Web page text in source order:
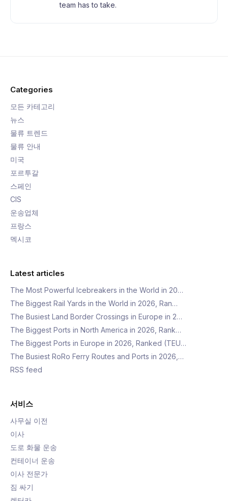
team has to take.
Categories
모든 카테고리
뉴스
물류 트렌드
물류 안내
미국
포르투갈
스페인
CIS
운송업체
프랑스
멕시코
Latest articles
The Most Powerful Icebreakers in the World in 20…
The Biggest Rail Yards in the World in 2026, Ran…
The Busiest Land Border Crossings in Europe in 2…
The Biggest Ports in North America in 2026, Rank…
The Biggest Ports in Europe in 2026, Ranked (TEU…
The Busiest RoRo Ferry Routes and Ports in 2026,…
RSS feed
서비스
사무실 이전
이사
도로 화물 운송
컨테이너 운송
이사 전문가
짐 싸기